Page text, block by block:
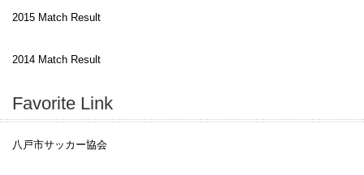
2015 Match Result
2014 Match Result
Favorite Link
八戸市サッカー協会